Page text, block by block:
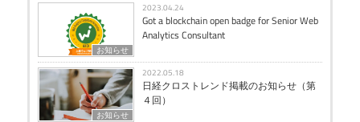
お知らせ
2023.04.24
Got a blockchain open badge for Senior Web
Analytics Consultant
お知らせ
2022.05.18
日経クロストレンド掲載のお知らせ（第
４回）